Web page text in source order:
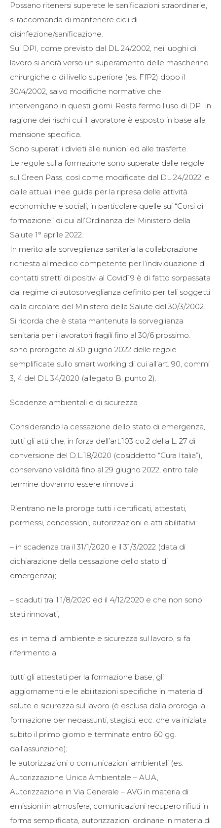
Possano ritenersi superate le sanificazioni straordinarie,
si raccomanda di mantenere cicli di
disinfezione/sanificazione.
Sui DPI, come previsto dal DL 24/2002, nei luoghi di
lavoro si andrà verso un superamento delle mascherine
chirurgiche o di livello superiore (es. FfP2) dopo il
30/4/2002, salvo modifiche normative che
intervengano in questi giorni. Resta fermo l’uso di DPI in
ragione dei rischi cui il lavoratore è esposto in base alla
mansione specifica.
Sono superati i divieti alle riunioni ed alle trasferte.
Le regole sulla formazione sono superate dalle regole
sul Green Pass, così come modificate dal DL 24/2022, e
dalle attuali linee guida per la ripresa delle attività
economiche e sociali, in particolare quelle sui “Corsi di
formazione” di cui all’Ordinanza del Ministero della
Salute 1° aprile 2022.
In merito alla sorveglianza sanitaria la collaborazione
richiesta al medico competente per l’individuazione di
contatti stretti di positivi al Covid19 è di fatto sorpassata
dal regime di autosorveglianza definito per tali soggetti
dalla circolare del Ministero della Salute del 30/3/2002.
Si ricorda che è stata mantenuta la sorveglianza
sanitaria per i lavoratori fragili fino al 30/6 prossimo.
sono prorogate al 30 giugno 2022 delle regole
semplificate sullo smart working di cui all’art. 90, commi
3, 4 del DL 34/2020 (allegato B, punto 2).
Scadenze ambientali e di sicurezza
Considerando la cessazione dello stato di emergenza,
tutti gli atti che, in forza dell’art.103 co.2 della L. 27 di
conversione del D.L.18/2020 (cosiddetto “Cura Italia”),
conservano validità fino al 29 giugno 2022, entro tale
termine dovranno essere rinnovati.
Rientrano nella proroga tutti i certificati, attestati,
permessi, concessioni, autorizzazioni e atti abilitativi:
– in scadenza tra il 31/1/2020 e il 31/3/2022 (data di
dichiarazione della cessazione dello stato di
emergenza);
– scaduti tra il 1/8/2020 ed il 4/12/2020 e che non sono
stati rinnovati,
es. in tema di ambiente e sicurezza sul lavoro, si fa
riferimento a:
tutti gli attestati per la formazione base, gli
aggiornamenti e le abilitazioni specifiche in materia di
salute e sicurezza sul lavoro (è esclusa dalla proroga la
formazione per neoassunti, stagisti, ecc. che va iniziata
subito il primo giorno e terminata entro 60 gg.
dall’assunzione);
le autorizzazioni o comunicazioni ambientali (es:
Autorizzazione Unica Ambientale – AUA,
Autorizzazione in Via Generale – AVG in materia di
emissioni in atmosfera, comunicazioni recupero rifiuti in
forma semplificata, autorizzazioni ordinarie in materia di